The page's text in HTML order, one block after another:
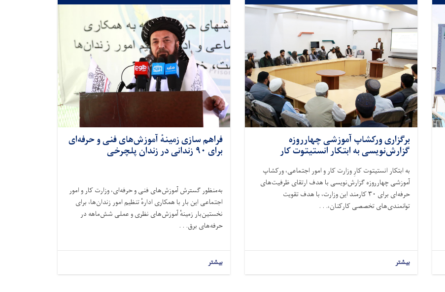
برگزاری ورکشاپ آموزشی چهارروزه
گزارش‌نویسی به ابتکار انستیتوت کار
به ابتکار انستیتوت کارِ وزارت کار و امور اجتماعی، ورکشاپ
آموزشی چهارروزه گزارش‌نویسی با هدف ارتقای ظرفیت‌های
حرفه‌ای برای ۳۰کارمند این وزارت، با هدف تقویت
توانمندی‌های تخصصی کارکنان،. . .
بیشتر
فراهم سازی زمینهٔ آموزش‌های فنی و حرفه‌ای
برای ۹۰ زندانی در زندان پلچرخی
به‌منظور گسترش آموزش‌های فنی و حرفه‌ای، وزارت کار و امور
اجتماعی این بار با همکاری ادارهٔ تنظیم امور زندان‌ها، برای
نخستین‌بار زمینهٔ آموزش‌های نظری و عملی شش‌ماهه در
حرفه‌های برق. . .
بیشتر